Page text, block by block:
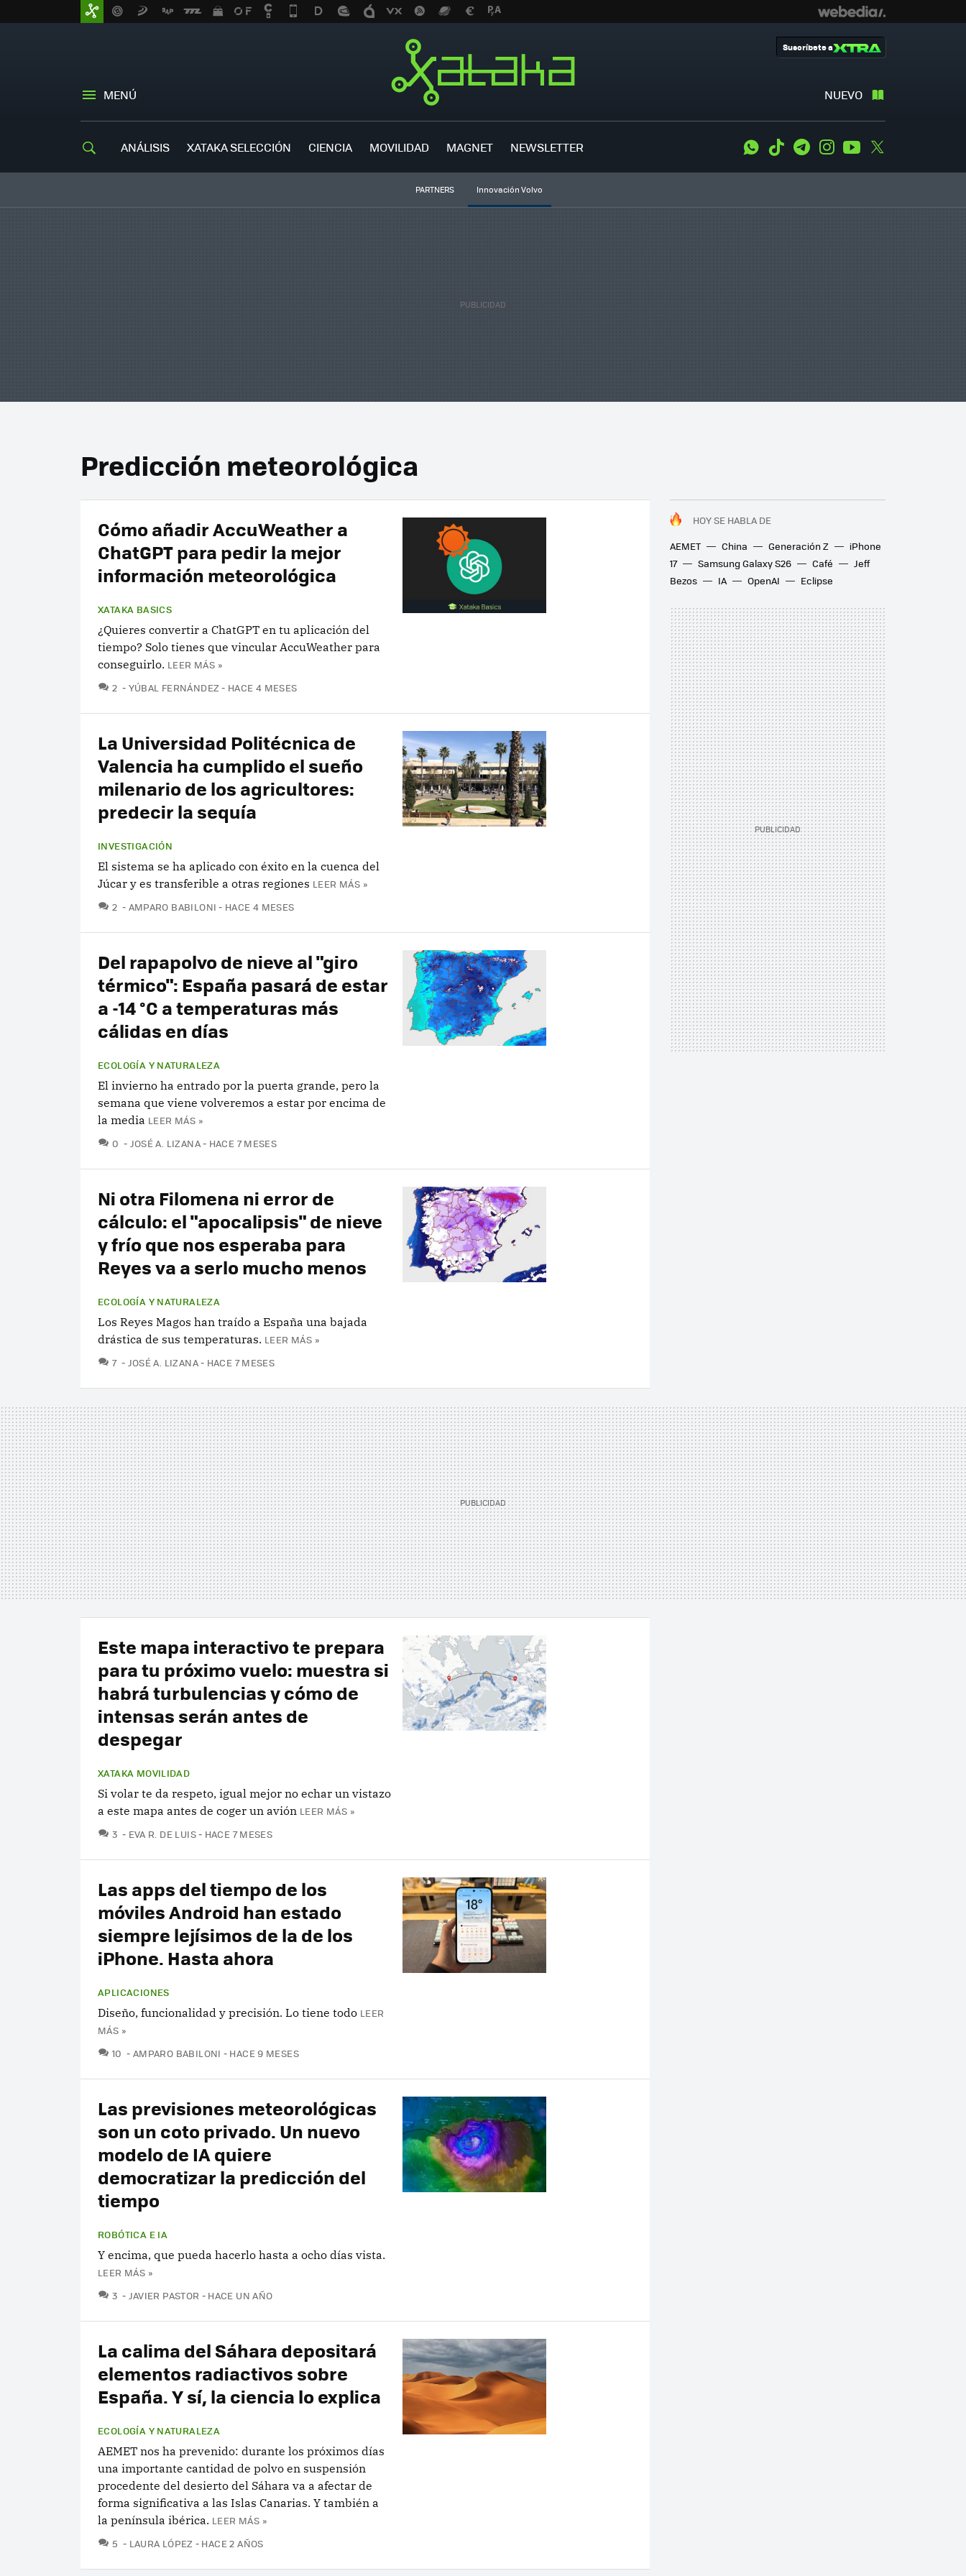
MENÚ NUEVO
Suscríbete a
ANÁLISIS XATAKA SELECCIÓN CIENCIA MOVILIDAD MAGNET NEWSLETTER WhatsApp
Tiktok TelegramInstagramYoutube
PARTNERS Innovación Volvo
Predicción meteorológica
HOY SE HABLA DE
AEMET
China Generación Z
iPhone
17
Samsung Galaxy S26 Café
Jeff
Bezos
IA OpenAI Eclipse
Cómo añadir AccuWeather a
ChatGPT para pedir la mejor
información meteorológica
XATAKA BASICS
¿Quieres convertir a ChatGPT en tu aplicación del
tiempo? Solo tienes que vincular AccuWeather para
conseguirlo. LEER MÁS »
2 COMENTARIOS
YÚBAL FERNÁNDEZ HACE 4 MESES
La Universidad Politécnica de
Valencia ha cumplido el sueño
milenario de los agricultores:
predecir la sequía
INVESTIGACIÓN
El sistema se ha aplicado con éxito en la cuenca del
Júcar y es transferible a otras regiones LEER MÁS »
2 COMENTARIOS
AMPARO BABILONI HACE 4 MESES
Del rapapolvo de nieve al "giro
térmico": España pasará de estar
a -14 °C a temperaturas más
cálidas en días
ECOLOGÍA Y NATURALEZA
El invierno ha entrado por la puerta grande, pero la
semana que viene volveremos a estar por encima de
la media LEER MÁS »
0 COMENTARIOS
JOSÉ A. LIZANA HACE 7 MESES
Ni otra Filomena ni error de
cálculo: el "apocalipsis" de nieve
y frío que nos esperaba para
Reyes va a serlo mucho menos
ECOLOGÍA Y NATURALEZA
Los Reyes Magos han traído a España una bajada
drástica de sus temperaturas. LEER MÁS »
7 COMENTARIOS
JOSÉ A. LIZANA HACE 7 MESES
Este mapa interactivo te prepara
para tu próximo vuelo: muestra si
habrá turbulencias y cómo de
intensas serán antes de
despegar
XATAKA MOVILIDAD
Si volar te da respeto, igual mejor no echar un vistazo
a este mapa antes de coger un avión LEER MÁS »
3 COMENTARIOS
EVA R. DE LUIS HACE 7 MESES
Las apps del tiempo de los
móviles Android han estado
siempre lejísimos de la de los
iPhone. Hasta ahora
APLICACIONES
Diseño, funcionalidad y precisión. Lo tiene todo LEER
MÁS »
10 COMENTARIOS
AMPARO BABILONI HACE 9 MESES
Las previsiones meteorológicas
son un coto privado. Un nuevo
modelo de IA quiere
democratizar la predicción del
tiempo
ROBÓTICA E IA
Y encima, que pueda hacerlo hasta a ocho días vista.
LEER MÁS »
3 COMENTARIOS
JAVIER PASTOR HACE UN AÑO
La calima del Sáhara depositará
elementos radiactivos sobre
España. Y sí, la ciencia lo explica
ECOLOGÍA Y NATURALEZA
AEMET nos ha prevenido: durante los próximos días
una importante cantidad de polvo en suspensión
procedente del desierto del Sáhara va a afectar de
forma significativa a las Islas Canarias. Y también a
la península ibérica. LEER MÁS »
5 COMENTARIOS
LAURA LÓPEZ HACE 2 AÑOS